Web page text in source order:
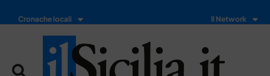
Cronache locali Il Network